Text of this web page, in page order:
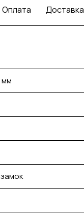
Оплата Доставка
мм